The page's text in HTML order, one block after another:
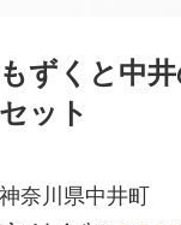
もずくと中
セット
神奈川県中井町